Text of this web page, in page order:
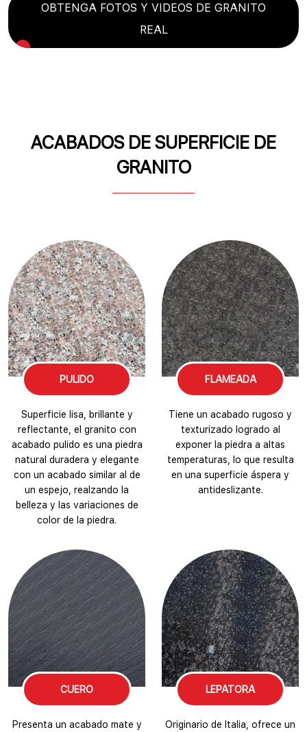
OBTENGA FOTOS Y VIDEOS DE GRANITO
REAL
ACABADOS DE SUPERFICIE DE
GRANITO
PULIDO
Superficie lisa, brillante y
reflectante, el granito con
acabado pulido es una piedra
natural duradera y elegante
con un acabado similar al de
un espejo, realzando la
belleza y las variaciones de
color de la piedra.
FLAMEADA
Tiene un acabado rugoso y
texturizado logrado al
exponer la piedra a altas
temperaturas, lo que resulta
en una superficie áspera y
antideslizante.
CUERO
Presenta un acabado mate y
LEPATORA
Originario de Italia, ofrece un